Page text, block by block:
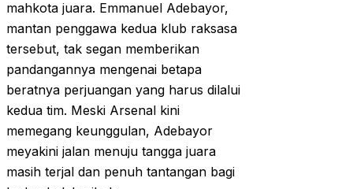
mahkota juara. Emmanuel Adebayor,
mantan penggawa kedua klub raksasa
tersebut, tak segan memberikan
pandangannya mengenai betapa
beratnya perjuangan yang harus dilalui
kedua tim. Meski Arsenal kini
memegang keunggulan, Adebayor
meyakini jalan menuju tangga juara
masih terjal dan penuh tantangan bagi